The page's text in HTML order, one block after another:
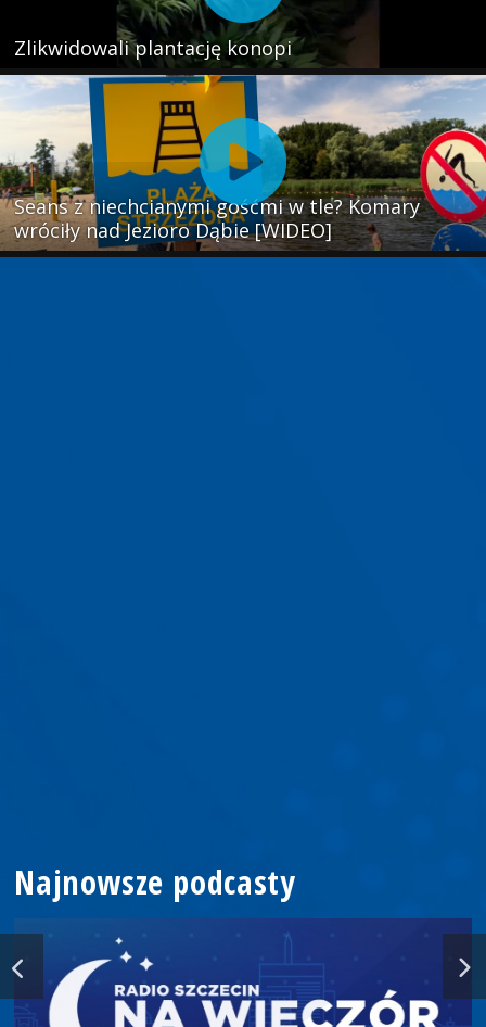
Zlikwidowali plantację konopi
Seans z niechcianymi gośćmi w tle? Komary
wróciły nad Jezioro Dąbie [WIDEO]
Najnowsze podcasty